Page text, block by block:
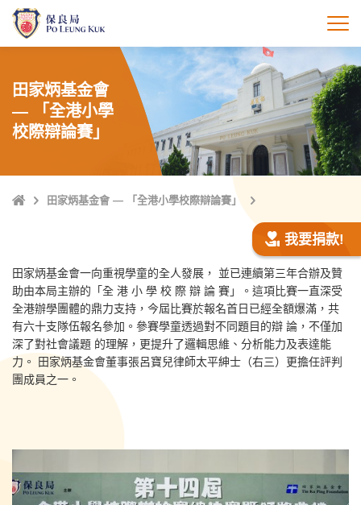
打
田家炳基金會
— 「全港小學
校際辯論賽」
主
田家炳基金會 — 「全港小學校際辯論賽」
我要捐款!
田家炳基金會一向重視學童的全人發展， 並已連續第三年合辦及贊
助由本局主辦的「全 港 小 學 校 際 辯 論 賽」。這項比賽一直深受
全港辦學團體的鼎力支持，今屆比賽於報名首日已經全額爆滿，共
有六十支隊伍報名參加。參賽學童透過對不同題目的辯 論，不僅加
深了對社會議題 的理解，更提升了邏輯思維、分析能力及表達能
力。 田家炳基金會董事張呂寶兒律師太平紳士（右三）更擔任評判
團成員之一。